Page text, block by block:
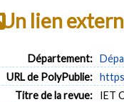
Un lien
Département:
URL de PolyPublie:
Titre de la revue:
IET